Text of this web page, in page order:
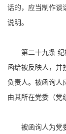
话的，应当制作谈
说明。
第二十九条
函给被反映人，并
负责人。被函询人
由其所在党委（党
被函询人为党